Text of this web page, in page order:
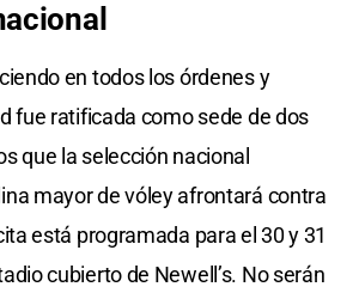
en todos los órdenes y
fue ratificada como sede de dos
que la selección nacional
mayor de vóley afrontará contra
está programada para el 30 y 31
cubierto de Newell’s. No serán